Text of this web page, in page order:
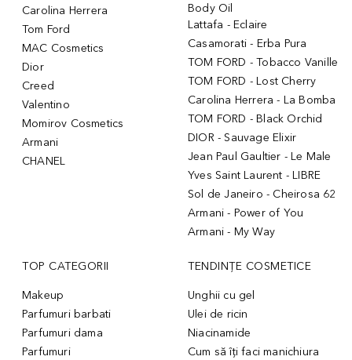
Carolina Herrera
Tom Ford
MAC Cosmetics
Dior
Creed
Valentino
Momirov Cosmetics
Armani
CHANEL
Body Oil
Lattafa - Eclaire
Casamorati - Erba Pura
TOM FORD - Tobacco Vanille
TOM FORD - Lost Cherry
Carolina Herrera - La Bomba
TOM FORD - Black Orchid
DIOR - Sauvage Elixir
Jean Paul Gaultier - Le Male
Yves Saint Laurent - LIBRE
Sol de Janeiro - Cheirosa 62
Armani - Power of You
Armani - My Way
TOP CATEGORII
Makeup
Parfumuri barbati
Parfumuri dama
Parfumuri
TENDINȚE COSMETICE
Unghii cu gel
Ulei de ricin
Niacinamide
Cum să îți faci manichiura